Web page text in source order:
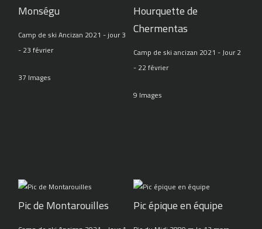
Monségu
Camp de ski Ancizan 2021 - jour 3
- 23 février
37 Images
Hourquette de
Chermentas
Camp de ski ancizan 2021 - Jour 2
- 22 février
9 Images
Pic de Montarouilles Pic épique en équipe